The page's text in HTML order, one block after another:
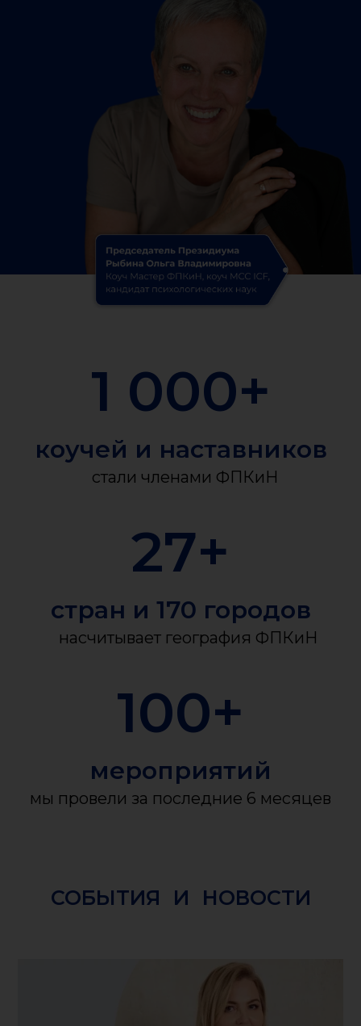
1 000+
коучей и наставников
стали членами ФПКиН
27+
стран и 170 городов
насчитывает география ФПКиН
100+
мероприятий
мы провели за последние 6 месяцев
СОБЫТИЯ И НОВОСТИ